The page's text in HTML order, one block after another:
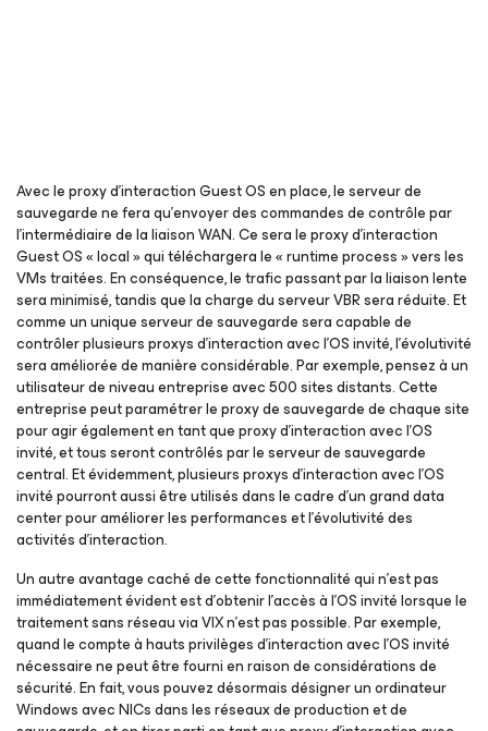
Avec le proxy d’interaction Guest OS en place, le serveur de
sauvegarde ne fera qu’envoyer des commandes de contrôle par
l’intermédiaire de la liaison WAN. Ce sera le proxy d’interaction
Guest OS « local » qui téléchargera le « runtime process » vers les
VMs traitées. En conséquence, le trafic passant par la liaison lente
sera minimisé, tandis que la charge du serveur VBR sera réduite. Et
comme un unique serveur de sauvegarde sera capable de
contrôler plusieurs proxys d’interaction avec l’OS invité, l’évolutivité
sera améliorée de manière considérable. Par exemple, pensez à un
utilisateur de niveau entreprise avec 500 sites distants. Cette
entreprise peut paramétrer le proxy de sauvegarde de chaque site
pour agir également en tant que proxy d’interaction avec l’OS
invité, et tous seront contrôlés par le serveur de sauvegarde
central. Et évidemment, plusieurs proxys d’interaction avec l’OS
invité pourront aussi être utilisés dans le cadre d’un grand data
center pour améliorer les performances et l’évolutivité des
activités d’interaction.
Un autre avantage caché de cette fonctionnalité qui n’est pas
immédiatement évident est d’obtenir l’accès à l’OS invité lorsque le
traitement sans réseau via VIX n’est pas possible. Par exemple,
quand le compte à hauts privilèges d’interaction avec l’OS invité
nécessaire ne peut être fourni en raison de considérations de
sécurité. En fait, vous pouvez désormais désigner un ordinateur
Windows avec NICs dans les réseaux de production et de